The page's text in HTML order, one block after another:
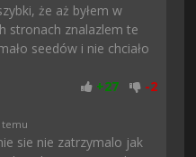
że aż byłem w
stronach znalazlem te
seedów i nie chciało
+27 -2
sie nie zatrzymalo jak